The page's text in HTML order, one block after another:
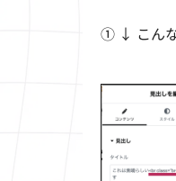
① ↓ こんな